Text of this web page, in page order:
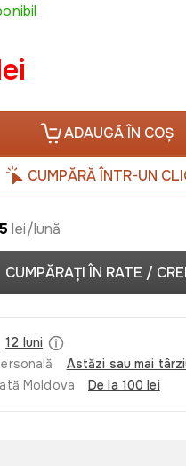
ADAUGĂ ÎN COȘ
CUMPĂRĂ ÎNTR-UN
lei/lună
CUMPĂRAȚI ÎN RATE /
12 luni
Astăzi sau mai
Moldova
De la 100 lei